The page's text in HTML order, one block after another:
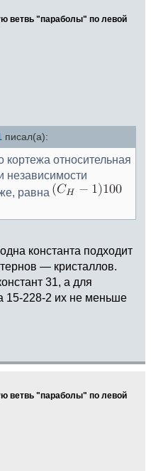
ветвь "параболы" по левой
писал(а):
кортежа относительная
независимости
равна
константа подходит
— кристаллов.
31, а для
15-228-2 их не меньше
ветвь "параболы" по левой